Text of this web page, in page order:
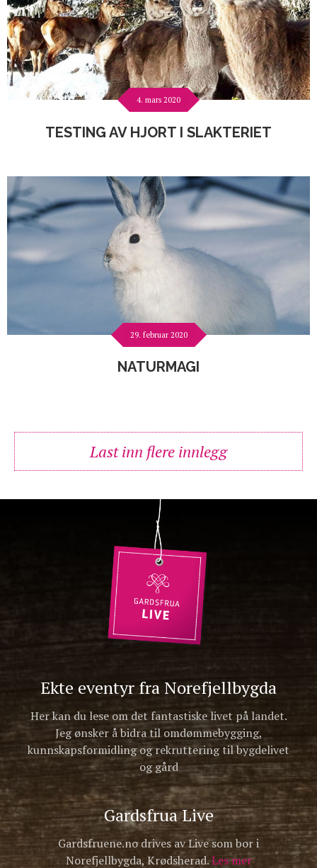
4. mars 2020
TESTING AV HJORT I SLAKTERIET
29. februar 2020
NATURMAGI
Last inn flere innlegg
Ekte eventyr fra Norefjellbygda
Her kan du lese om det fantastiske livet på landet.
Jeg ønsker å bidra til omdømmebygging,
kunnskapsformidling og rekruttering til bygdelivet
og gård
Gardsfrua Live
Gardsfruene.no drives av Live som bor i
Norefjellbygda, Krødsherad.Les mer